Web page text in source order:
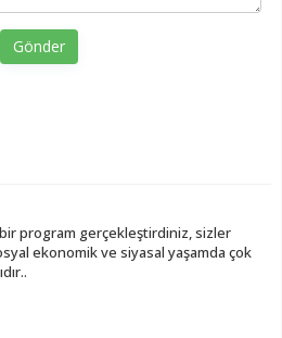
Gönder
program gerçekleştirdiniz, sizler
ekonomik ve siyasal yaşamda çok